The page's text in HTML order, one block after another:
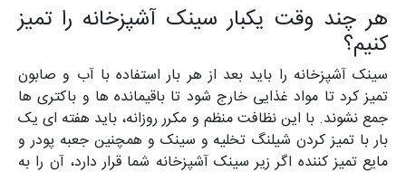
هر چند وقت یکبار سینک آشپزخانه را تمیز
کنیم؟
سینک آشپزخانه را باید بعد از هر بار استفاده با آب و صابون
تمیز کرد تا مواد غذایی خارج شود تا باقیمانده ها و باکتری ها
جمع نشوند. با این نظافت منظم و مکرر روزانه، باید هفته ای یک
بار با تمیز کردن شیلنگ تخلیه و سینک و همچنین جعبه پودر و
مایع تمیز کننده اگر زیر سینک آشپزخانه شما قرار دارد، آن را به